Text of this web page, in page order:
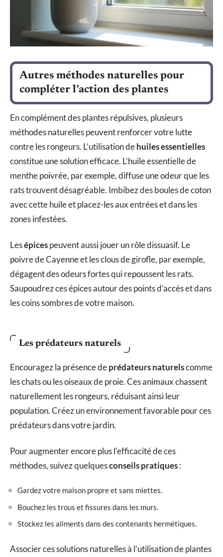
Autres méthodes naturelles pour
compléter l’action des plantes
En complément des plantes répulsives, plusieurs
méthodes naturelles peuvent renforcer votre lutte
contre les rongeurs. L’utilisation dehuiles essentielles
constitue une solution efficace. L’huile essentielle de
menthe poivrée, par exemple, diffuse une odeur que les
rats trouvent désagréable. Imbibez des boules de coton
avec cette huile et placez-les aux entrées et dans les
zones infestées.
Lesépicespeuvent aussi jouer un rôle dissuasif. Le
poivre de Cayenne et les clous de girofle, par exemple,
dégagent des odeurs fortes qui repoussent les rats.
Saupoudrez ces épices autour des points d’accès et dans
les coins sombres de votre maison.
Les prédateurs naturels
Encouragez la présence deprédateurs naturelscomme
les chats ou les oiseaux de proie. Ces animaux chassent
naturellement les rongeurs, réduisant ainsi leur
population. Créez un environnement favorable pour ces
prédateurs dans votre jardin.
Pour augmenter encore plus l’efficacité de ces
méthodes, suivez quelquesconseils pratiques:
Gardez votre maison propre et sans miettes.
Bouchez les trous et fissures dans les murs.
Stockez les aliments dans des contenants hermétiques.
Associer ces solutions naturelles à l’utilisation de plantes